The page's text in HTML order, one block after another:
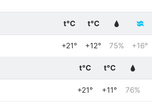
t°C t°C
+21° +12° 75% +16°
t°C t°C
+21° +11° 76%